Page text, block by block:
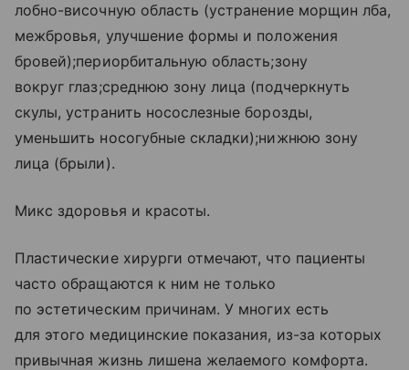
лобно-височную область (устранение морщин лба,
межбровья, улучшение формы и положения
бровей);периорбитальную область;зону
вокруг глаз;среднюю зону лица (подчеркнуть
скулы, устранить носослезные борозды,
уменьшить носогубные складки);нижнюю зону
лица (брыли).
Микс здоровья и красоты.
Пластические хирурги отмечают, что пациенты
часто обращаются к ним не только
по эстетическим причинам. У многих есть
для этого медицинские показания, из-за которых
привычная жизнь лишена желаемого комфорта.